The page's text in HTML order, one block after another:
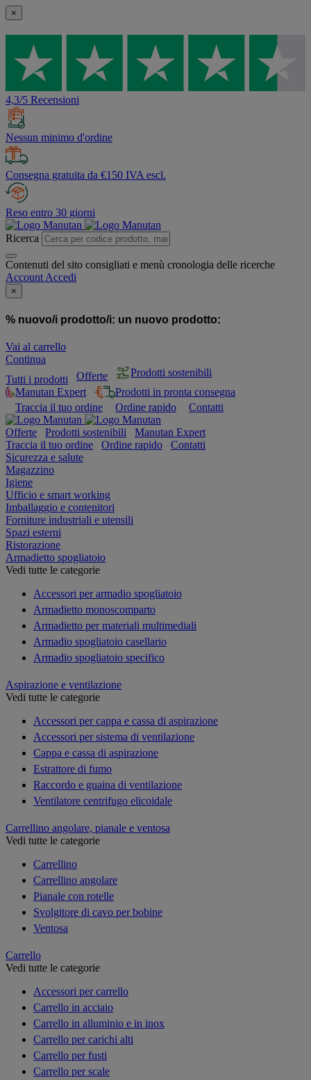
×
4,3/5 Recensioni
Nessun minimo d'ordine
Consegna gratuita da €150 IVA escl.
Reso entro 30 giorni
Ricerca
Contenuti del sito consigliati e menù cronologia delle ricerche
Account Accedi
×
% nuovo/i prodotto/i: un nuovo prodotto:
Vai al carrello
Continua
Tutti i prodotti
Offerte
Prodotti sostenibili
Manutan Expert
Prodotti in pronta consegna
Traccia il tuo ordine
Ordine rapido Contatti
Offerte Prodotti sostenibili
Manutan Expert
Traccia il tuo ordine
Ordine rapido
Contatti
Sicurezza e salute
Magazzino
Igiene
Ufficio e smart working
Imballaggio e contenitori
Forniture industriali e utensili
Spazi esterni
Ristorazione
Armadietto spogliatoio
Vedi tutte le categorie
Accessori per armadio spogliatoio
Armadietto monoscomparto
Armadietto per materiali multimediali
Armadio spogliatoio casellario
Armadio spogliatoio specifico
Aspirazione e ventilazione
Vedi tutte le categorie
Accessori per cappa e cassa di aspirazione
Accessori per sistema di ventilazione
Cappa e cassa di aspirazione
Estrattore di fumo
Raccordo e guaina di ventilazione
Ventilatore centrifugo elicoidale
Carrellino angolare, pianale e ventosa
Vedi tutte le categorie
Carrellino
Carrellino angolare
Pianale con rotelle
Svolgitore di cavo per bobine
Ventosa
Carrello
Vedi tutte le categorie
Accessori per carrello
Carrello in acciaio
Carrello in alluminio e in inox
Carrello per carichi alti
Carrello per fusti
Carrello per scale